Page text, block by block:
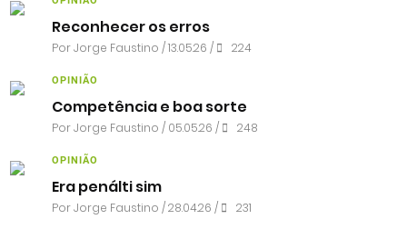
Reconhecer os erros
PorJorge Faustino / 13.05.26 / 224
OPINIÃO
Competência e boa sorte
PorJorge Faustino / 05.05.26 / 248
OPINIÃO
Era penálti sim
PorJorge Faustino / 28.04.26 / 231